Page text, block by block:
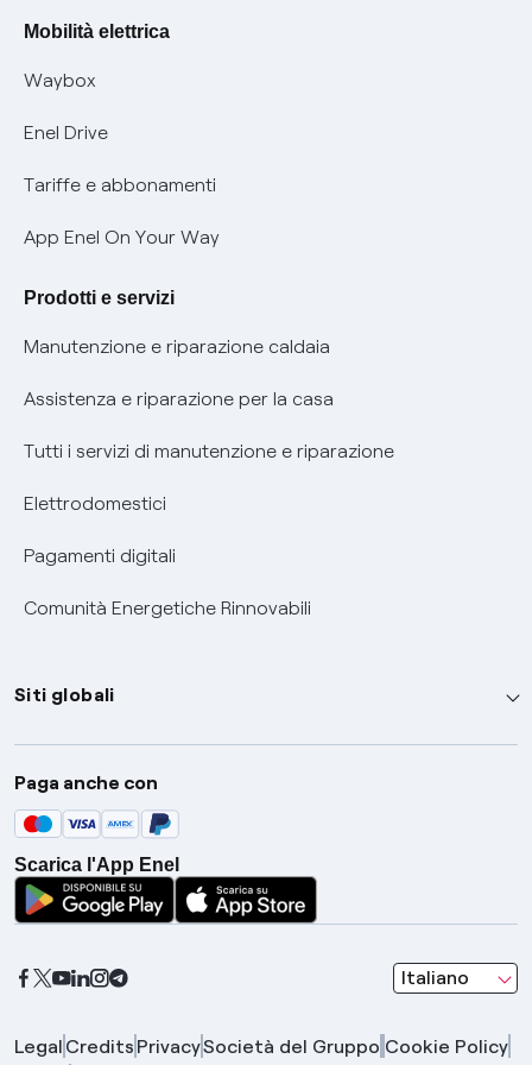
Informativa RAEE
Informativa Privacy AI
Offerte Placet non vulnerabili
Offerta Tutela Vulnerabilità Gas
Mobilità Elettrica
Phishing e truffe online
Verifica chi ti ha chiamato
Agevolazione utenti con disabilità per offerte Fibra
Informativa RAEE
Mobilità elettrica
Waybox
Enel Drive
Tariffe e abbonamenti
App Enel On Your Way
Prodotti e servizi
Manutenzione e riparazione caldaia
Assistenza e riparazione per la casa
Tutti i servizi di manutenzione e riparazione
Elettrodomestici
Pagamenti digitali
Comunità Energetiche Rinnovabili
Siti globali
Enel Group
Enel Green Power
Global Trading
Global Procurement
Gridspertise
Paga anche con
Scarica l'App Enel
Italiano
seleziona una
Legal Credits PrivacySocietà del Gruppo Cookie Policy